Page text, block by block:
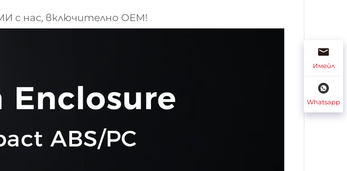
с нас, включително OEM!
Имейл
Whatsapp